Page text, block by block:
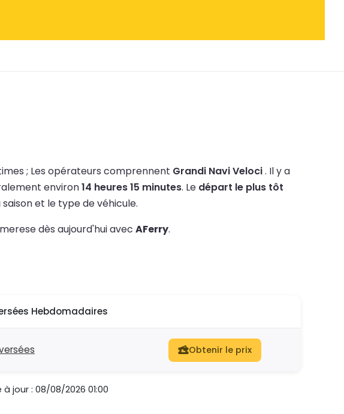
; Les opérateurs comprennent Grandi Navi Veloci. Il y a
environ14 heures 15 minutes. Le départ le plus tôt
saison et le type de véhicule.
dès aujourd'hui avec AFerry.
Hebdomadaires
Obtenir le prix
jour : 08/08/2026 01:00